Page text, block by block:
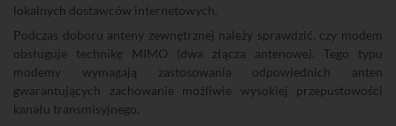
lokalnych dostawców internetowych.
Podczas doboru anteny zewnętrznej należy sprawdzić, czy modem
obsługuje technikę MIMO (dwa złącza antenowe). Tego typu
modemy wymagają zastosowania odpowiednich anten
gwarantujących zachowanie możliwie wysokiej przepustowości
kanału transmisyjnego.